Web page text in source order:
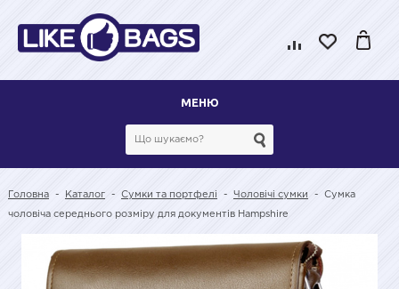
МЕНЮ
Головна - Каталог - Сумки та портфелі - Чоловічі сумки - Сумка
чоловіча середнього розміру для документів Hampshire